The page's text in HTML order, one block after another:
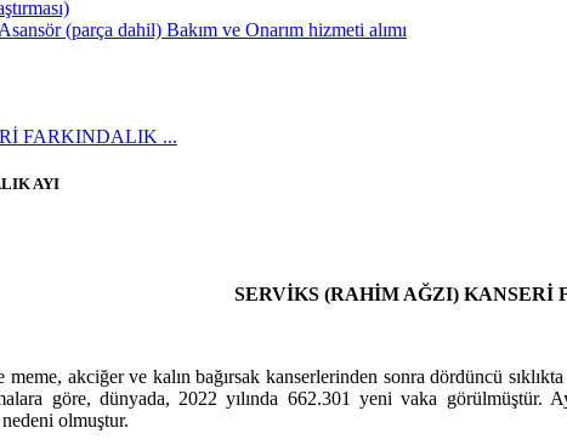
(parça dahil) Bakım ve Onarım hizmeti alımı
FARKINDALIK ...
AYI
SERVİKS (RAHİM AĞZI) KANSERİ
akciğer ve kalın bağırsak kanserlerinden sonra dördüncü
göre, dünyada, 2022 yılında 662.301 yeni vaka
olmuştur.